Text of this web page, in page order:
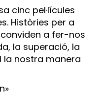
cinc pel·lícules
Històries per a
a fer-nos
la superació, la
la nostra manera